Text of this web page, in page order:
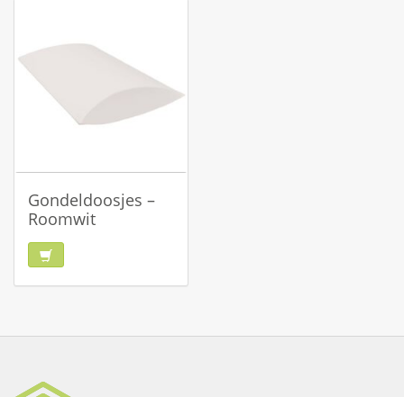
Gondeldoosjes –
Roomwit